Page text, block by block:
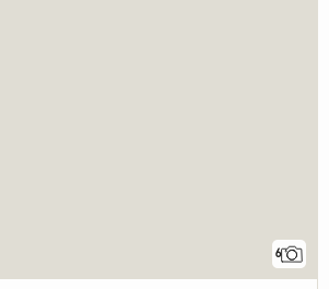
6